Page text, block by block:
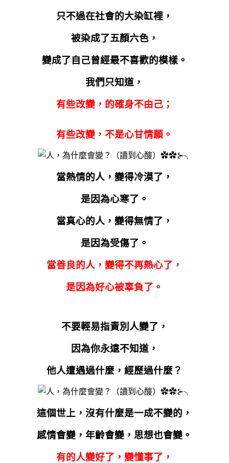
只不過在社會的大染缸裡，
被染成了五顏六色，
變成了自己曾經最不喜歡的模樣。
我們只知道，
有些改變，的確身不由己；
有些改變，不是心甘情願。
當熱情的人，變得冷漠了，
是因為心寒了。
當真心的人，變得無情了，
是因為受傷了。
當善良的人，變得不再熱心了，
是因為好心被辜負了。
不要輕易指責別人變了，
因為你永遠不知道，
他人遭遇過什麼，經歷過什麼？
這個世上，沒有什麼是一成不變的，
感情會變，年齡會變，思想也會變。
有的人變好了，變懂事了，